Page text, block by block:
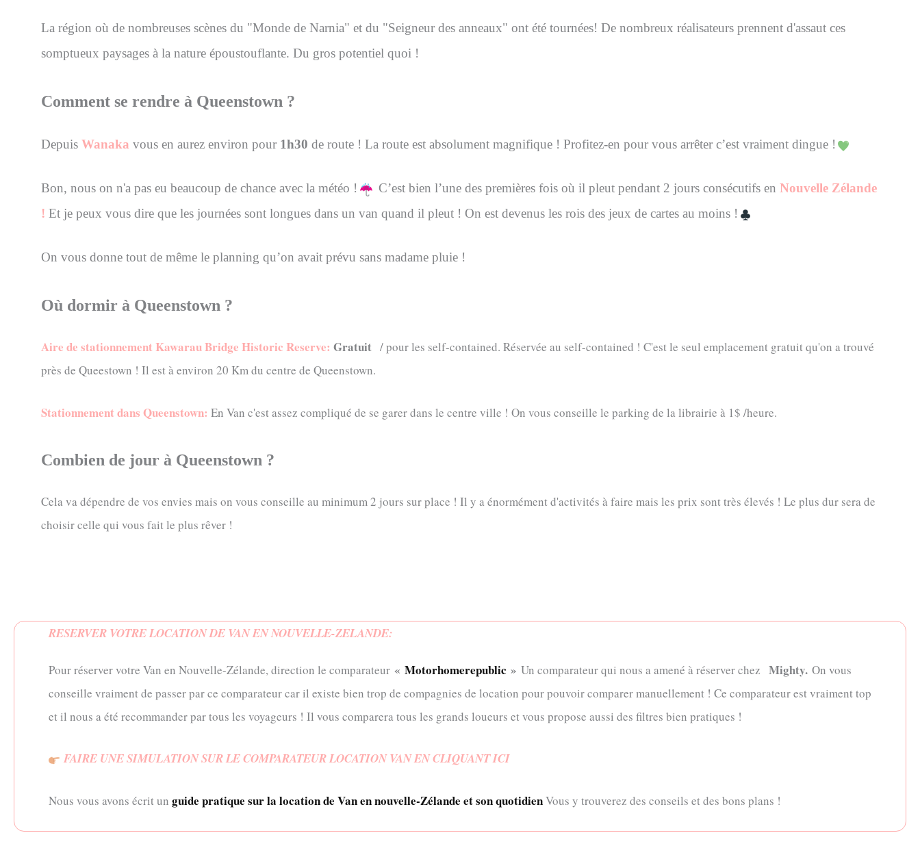
La région où de nombreuses scènes du "Monde de Narnia" et du "Seigneur des anneaux" ont été tournées! De nombreux réalisateurs prennent d'assaut ces
somptueux paysages à la nature époustouflante. Du gros potentiel quoi !
Comment se rendre à Queenstown ?
Depuis Wanaka vous en aurez environ pour 1h30 de route ! La route est absolument magnifique ! Profitez-en pour vous arrêter c’est vraiment dingue !
Bon, nous on n'a pas eu beaucoup de chance avec la météo ! C’est bien l’une des premières fois où il pleut pendant 2 jours consécutifs en Nouvelle Zélande
! Et je peux vous dire que les journées sont longues dans un van quand il pleut ! On est devenus les rois des jeux de cartes au moins !
On vous donne tout de même le planning qu’on avait prévu sans madame pluie !
Où dormir à Queenstown ?
Aire de stationnement Kawarau Bridge Historic Reserve: Gratuit / pour les self-contained. Réservée au self-contained ! C'est le seul emplacement gratuit qu'on a trouvé
près de Queestown ! Il est à environ 20 Km du centre de Queenstown.
Stationnement dans Queenstown: En Van c'est assez compliqué de se garer dans le centre ville ! On vous conseille le parking de la librairie à 1$ /heure.
Combien de jour à Queenstown ?
Cela va dépendre de vos envies mais on vous conseille au minimum 2 jours sur place ! Il y a énormément d'activités à faire mais les prix sont très élevés ! Le plus dur sera de
choisir celle qui vous fait le plus rêver !
RESERVER VOTRE LOCATION DE VAN EN NOUVELLE-ZELANDE:
Pour réserver votre Van en Nouvelle-Zélande, direction le comparateur « Motorhomerepublic » Un comparateur qui nous a amené à réserver chez Mighty. On vous
conseille vraiment de passer par ce comparateur car il existe bien trop de compagnies de location pour pouvoir comparer manuellement ! Ce comparateur est vraiment top
et il nous a été recommander par tous les voyageurs ! Il vous comparera tous les grands loueurs et vous propose aussi des filtres bien pratiques !
FAIRE UNE SIMULATION SUR LE COMPARATEUR LOCATION VAN EN CLIQUANT ICI
Nous vous avons écrit un guide pratique sur la location de Van en nouvelle-Zélande et son quotidienVous y trouverez des conseils et des bons plans !